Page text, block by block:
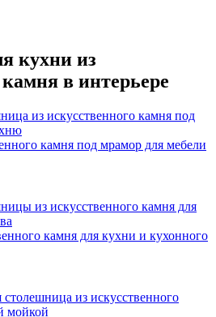
кухни из
в интерьере
камня под мрамор для мебели
камня для кухни и кухонного